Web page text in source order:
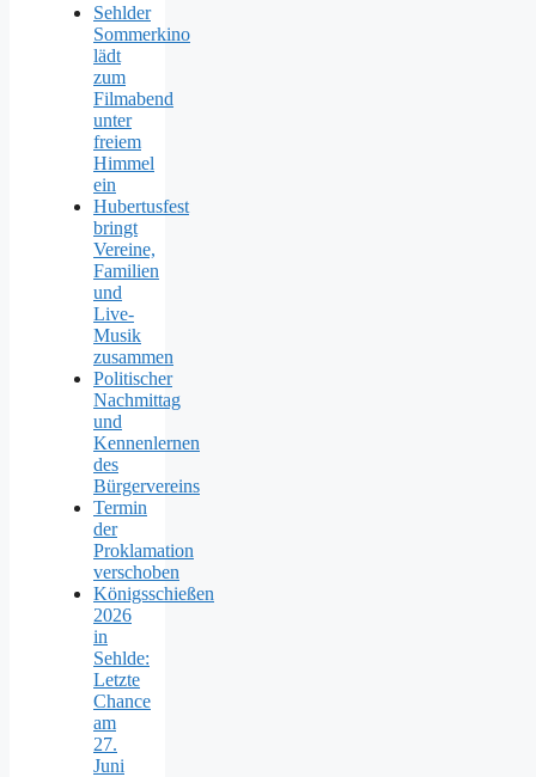
Sehlder
Sommerkino
lädt
zum
Filmabend
unter
freiem
Himmel
ein
Hubertusfest
bringt
Vereine,
Familien
und
Live-
Musik
zusammen
Politischer
Nachmittag
und
Kennenlernen
des
Bürgervereins
Termin
der
Proklamation
verschoben
Königsschießen
2026
in
Sehlde:
Letzte
Chance
am
27.
Juni